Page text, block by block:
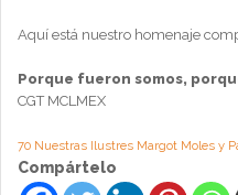
Aquí está nuestro homenaje
Porque fueron somos,
CGT MCLMEX
70 Nuestras Ilustres Margot Moles y
Compártelo